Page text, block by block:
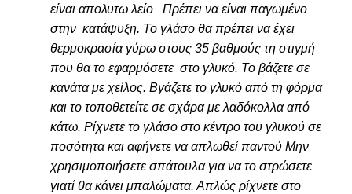
είναι απολυτω λείο Πρέπει να είναι παγωμένο
στην κατάψυξη. Το γλάσο θα πρέπει να έχει
θερμοκρασία γύρω στους 35 βαθμούς τη στιγμή
που θα το εφαρμόσετε στο γλυκό. Το βάζετε σε
κανάτα με χείλος. Βγάζετε το γλυκό από τη φόρμα
και το τοποθετείτε σε σχάρα με λαδόκολλα από
κάτω. Ρίχνετε το γλάσο στο κέντρο του γλυκού σε
ποσότητα και αφήνετε να απλωθεί παντού Μην
χρησιμοποιήσετε σπάτουλα για να το στρώσετε
γιατί θα κάνει μπαλώματα. Απλώς ρίχνετε στο